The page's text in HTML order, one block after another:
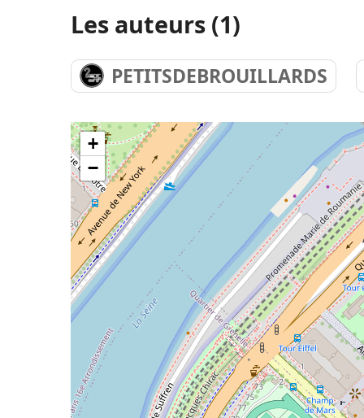
Les auteurs (1)
PETITSDEBROUILLARDS
+
−